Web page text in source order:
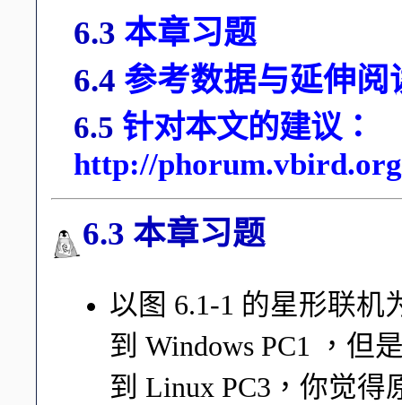
6.3 本章习题
6.4 参考数据与延伸阅
6.5 针对本文的建议：
http://
6.3 本章习题
以图 6.1-1 的星形联机
到 Windows PC1 ，但
到 Linux PC3，你觉